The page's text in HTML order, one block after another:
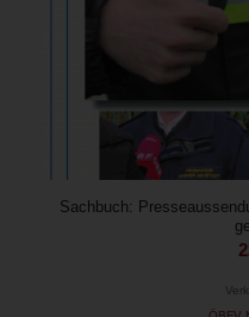
Sachbuch: